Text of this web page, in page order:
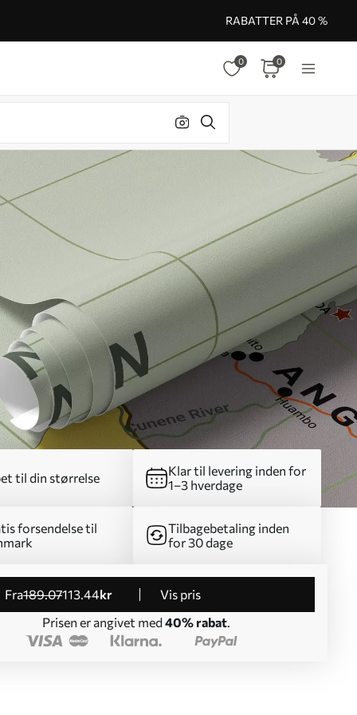
RABATTER PÅ 40 %
0 0
til din størrelse
Klar til levering inden for
1–3 hverdage
forsendelse til
Tilbagebetaling inden
for 30 dage
fra189.07113.44kr
Vis pris
Prisen er angivet med 40% rabat.